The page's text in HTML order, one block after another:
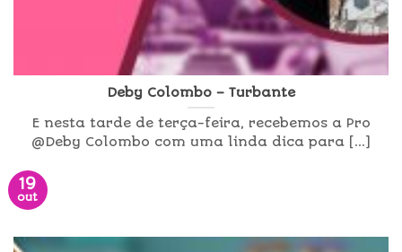
Deby Colombo – Turbante
E nesta tarde de terça-feira, recebemos a Pro
@Deby Colombo com uma linda dica para [...]
19
out